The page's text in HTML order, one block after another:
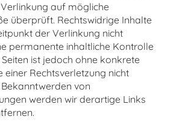
auf mögliche
überprüft. Rechtswidrige Inhalte
der Verlinkung nicht
permanente inhaltliche Kontrolle
ist jedoch ohne konkrete
einer Rechtsverletzung nicht
von
werden wir derartige Links